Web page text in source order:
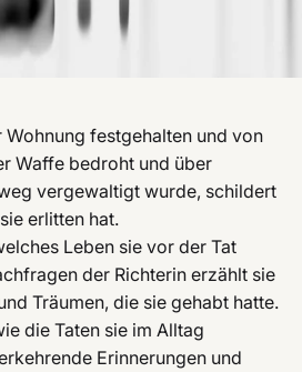
Wohnung festgehalten und von
Waffe bedroht und über
vergewaltigt wurde, schildert
erlitten hat.
Leben sie vor der Tat
der Richterin erzählt sie
Träumen, die sie gehabt hatte.
die Taten sie im Alltag
Erinnerungen und